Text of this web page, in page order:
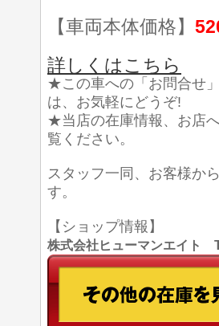
【車両本体価格】
詳しくはこちら
★この車への「お問合せ
は、お気軽にどうぞ!
★当店の在庫情報、お店
覧ください。
スタッフ一同、お客様か
す。
【ショップ情報】
株式会社ヒューマンエイト